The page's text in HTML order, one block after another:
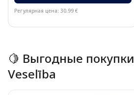
Регулярная цена: 30.99 €
🍋 Выгодные
Veselība